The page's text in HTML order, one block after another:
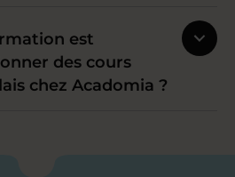
est
des cours
chez Acadomia ?